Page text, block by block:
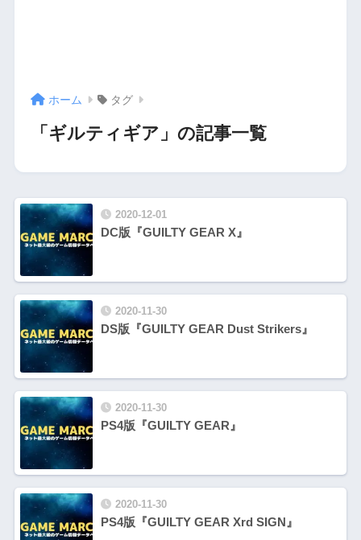
ホーム タグ
「ギルティギア」の記事一覧
2020-12-01
DC版『GUILTY GEAR X』
2020-11-30
DS版『GUILTY GEAR Dust Strikers』
2020-11-30
PS4版『GUILTY GEAR』
2020-11-30
PS4版『GUILTY GEAR Xrd SIGN』